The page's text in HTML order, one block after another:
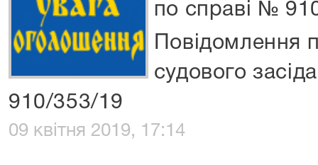
по справі №
Повідомлення
судового
910/353/19
09 квітня 2019, 17:14